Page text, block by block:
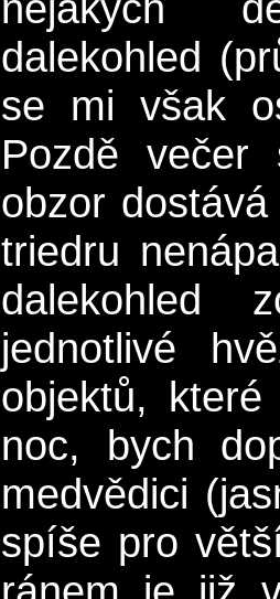
dalekohled
se mi však
Pozdě
obzor
triedru
dalekohled
jednotlivé
objektů,
noc, bych
medvědici
spíše pro